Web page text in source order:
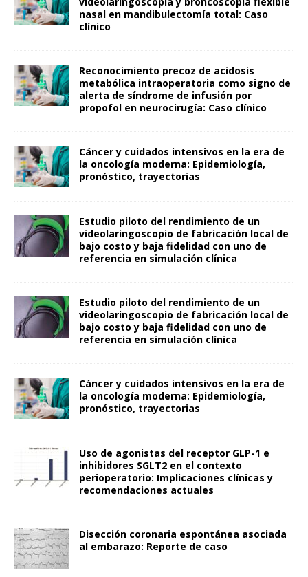
nasal en mandibulectomía total: Caso
clínico
Reconocimiento precoz de acidosis
metabólica intraoperatoria como signo de
alerta de síndrome de infusión por
propofol en neurocirugía: Caso clínico
Cáncer y cuidados intensivos en la era de
la oncología moderna: Epidemiología,
pronóstico, trayectorias
Estudio piloto del rendimiento de un
videolaringoscopio de fabricación local de
bajo costo y baja fidelidad con uno de
referencia en simulación clínica
Estudio piloto del rendimiento de un
videolaringoscopio de fabricación local de
bajo costo y baja fidelidad con uno de
referencia en simulación clínica
Cáncer y cuidados intensivos en la era de
la oncología moderna: Epidemiología,
pronóstico, trayectorias
Uso de agonistas del receptor GLP-1 e
inhibidores SGLT2 en el contexto
perioperatorio: Implicaciones clínicas y
recomendaciones actuales
Disección coronaria espontánea asociada
al embarazo: Reporte de caso